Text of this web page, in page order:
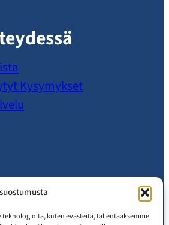
kuten evästeitä, tallentaaksemme
Kysymykset